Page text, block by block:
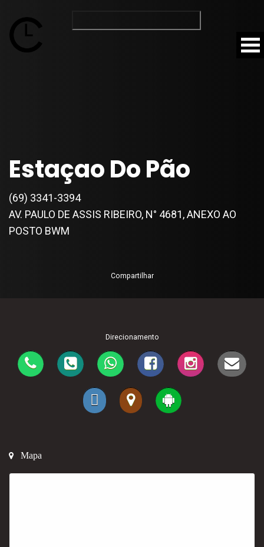
Estaçao Do Pão
(69) 3341-3394
AV. PAULO DE ASSIS RIBEIRO, N° 4681, ANEXO AO
POSTO BWM
Compartilhar
Direcionamento
Mapa